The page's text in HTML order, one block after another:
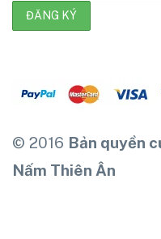
© 2016 Bản quyền
Nấm Thiên Ân